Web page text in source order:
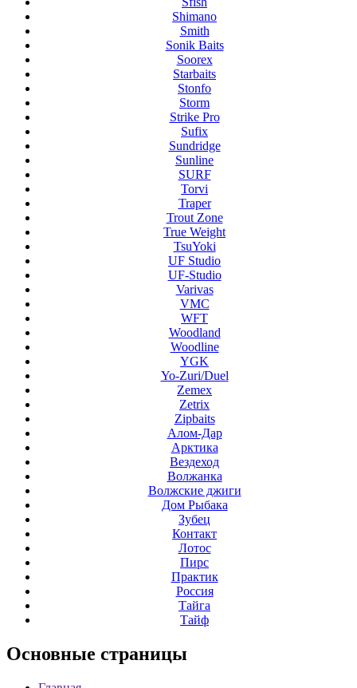
Shimano
Smith
Sonik Baits
Soorex
Starbaits
Stonfo
Storm
Strike Pro
Sufix
Sundridge
Sunline
SURF
Torvi
Traper
Trout Zone
True Weight
TsuYoki
UF Studio
UF-Studio
Varivas
VMC
WFT
Woodland
Woodline
YGK
Yo-Zuri/Duel
Zemex
Zetrix
Zipbaits
Алом-Дар
Арктика
Вездеход
Волжанка
Волжские джиги
Дом Рыбака
Зубец
Контакт
Лотос
Пирс
Практик
Россия
Тайга
Тайф
Основные страницы